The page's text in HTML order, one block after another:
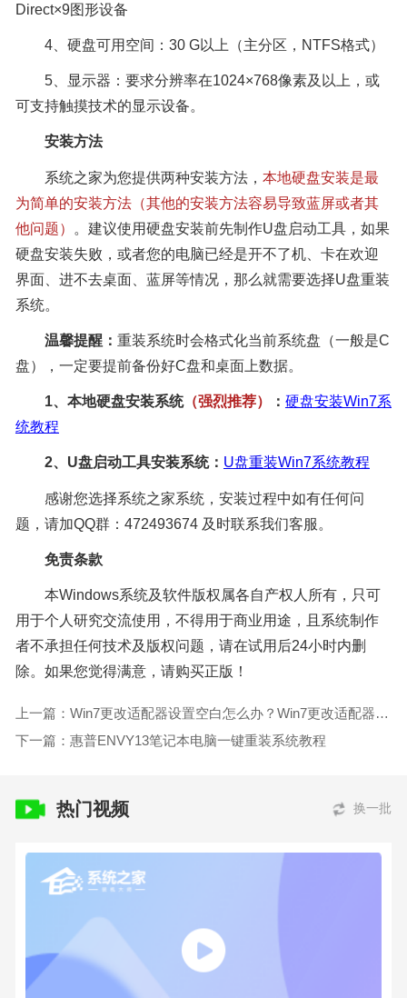
Direct×9图形设备
4、硬盘可用空间：30 G以上（主分区，NTFS格式）
5、显示器：要求分辨率在1024×768像素及以上，或
可支持触摸技术的显示设备。
安装方法
系统之家为您提供两种安装方法， 本地硬盘安装是最
为简单的安装方法（其他的安装方法容易导致蓝屏或者其
他问题）
。建议使用硬盘安装前先制作U盘启动工具，如果
硬盘安装失败，或者您的电脑已经是开不了机、卡在欢迎
界面、进不去桌面、蓝屏等情况，那么就需要选择U盘重装
系统。
温馨提醒： 重装系统时会格式化当前系统盘（一般是C
盘），一定要提前备份好C盘和桌面上数据。
1、本地硬盘安装系统（强烈推荐） ： 硬盘安装Win7系
统教程
2、U盘启动工具安装系统： U盘重装Win7系统教程
感谢您选择系统之家系统，安装过程中如有任何问
题，请加QQ群：472493674 及时联系我们客服。
免责条款
本Windows系统及软件版权属各自产权人所有，只可
用于个人研究交流使用，不得用于商业用途，且系统制作
者不承担任何技术及版权问题，请在试用后24小时内删
除。如果您觉得满意，请购买正版！
上一篇：Win7更改适配器设置空白怎么办？Win7更改适配器设置空白解决方法
下一篇：惠普ENVY13笔记本电脑一键重装系统教程
热门视频 换一批